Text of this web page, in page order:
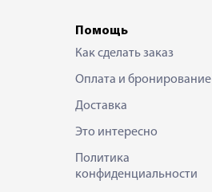
Помощь
Как сделать заказ
Оплата и бронирование
Доставка
Это интересно
Политика
конфиденциальности